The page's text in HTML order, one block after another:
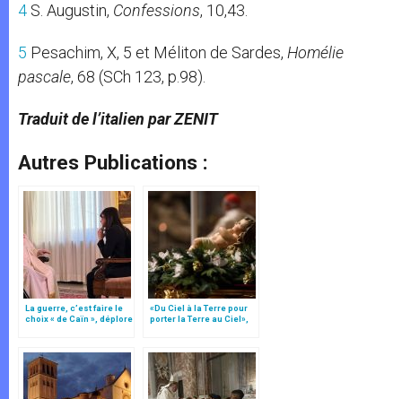
4 S. Augustin, Confessions, 10,43.
5 Pesachim, X, 5 et Méliton de Sardes, Homélie
pascale, 68 (SCh 123, p.98).
Traduit de l’italien par ZENIT
Autres Publications :
La guerre, c’est faire le
choix « de Caïn », déplore
«Du Ciel à la Terre pour
porter la Terre au Ciel»,